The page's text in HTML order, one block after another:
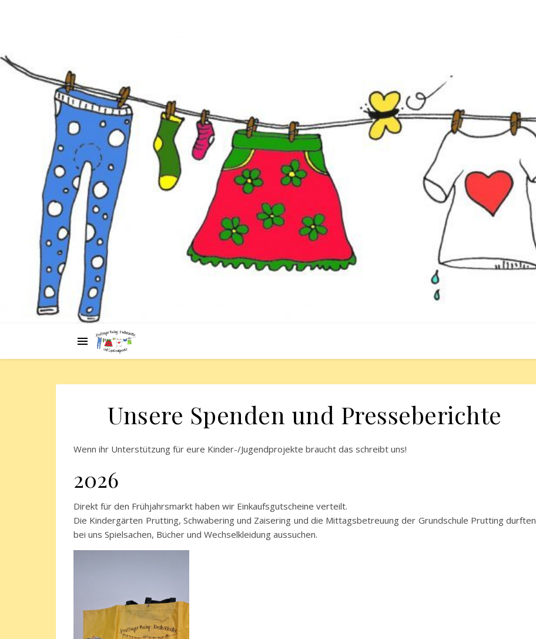
Unsere Spenden und Presseberichte
Wenn ihr Unterstützung für eure Kinder-/Jugendprojekte braucht das schreibt uns!
2026
Direkt für den Frühjahrsmarkt haben wir Einkaufsgutscheine verteilt.
Die Kindergärten Prutting, Schwabering und Zaisering und die Mittagsbetreuung der Grundschule Prutting durften
bei uns Spielsachen, Bücher und Wechselkleidung aussuchen.